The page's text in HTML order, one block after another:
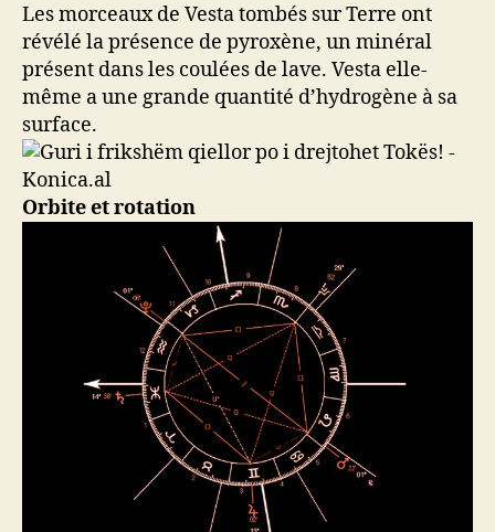
Les morceaux de Vesta tombés sur Terre ont
révélé la présence de pyroxène, un minéral
présent dans les coulées de lave. Vesta elle-
même a une grande quantité d’hydrogène à sa
surface.
Orbite et rotation